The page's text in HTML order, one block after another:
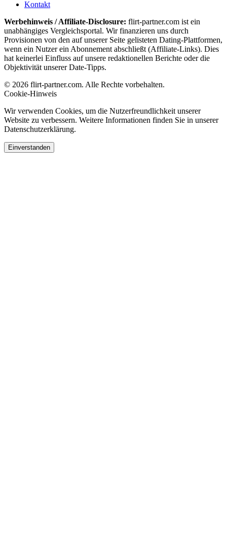
Kontakt
Werbehinweis / Affiliate-Disclosure: flirt-partner.com ist ein
unabhängiges Vergleichsportal. Wir finanzieren uns durch
Provisionen von den auf unserer Seite gelisteten Dating-Plattformen,
wenn ein Nutzer ein Abonnement abschließt (Affiliate-Links). Dies
hat keinerlei Einfluss auf unsere redaktionellen Berichte oder die
Objektivität unserer Date-Tipps.
© 2026 flirt-partner.com. Alle Rechte vorbehalten.
Cookie-Hinweis
Wir verwenden Cookies, um die Nutzerfreundlichkeit unserer
Website zu verbessern. Weitere Informationen finden Sie in unserer
Datenschutzerklärung.
Einverstanden